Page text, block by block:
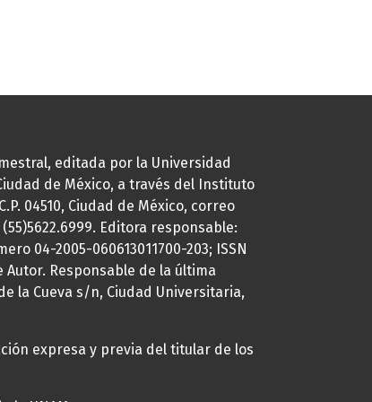
editada por la Universidad
de México, a través del Instituto
04510, Ciudad de México, correo
Editora responsable:
04-2005-060613011700-203; ISSN
Responsable de la última
la Cueva s/n, Ciudad Universitaria,
expresa y previa del titular de los